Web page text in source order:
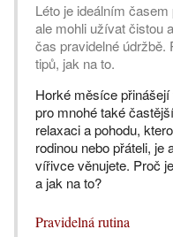
Léto je ideálním
ale mohli užívat čistou
čas pravidelné údržbě.
tipů, jak na to.
Horké měsíce
pro mnohé také
relaxaci a pohodu,
rodinou nebo přáteli,
vířivce věnujete. Proč
a jak na to?
Pravidelná rutina